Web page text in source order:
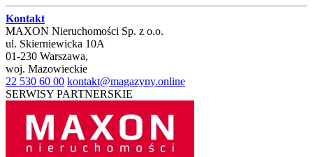
Kontakt
MAXON Nieruchomości Sp. z o.o.
ul. Skierniewicka 10A
01-230 Warszawa,
woj. Mazowieckie
22 530 60 00 kontakt@magazyny.online
SERWISY PARTNERSKIE